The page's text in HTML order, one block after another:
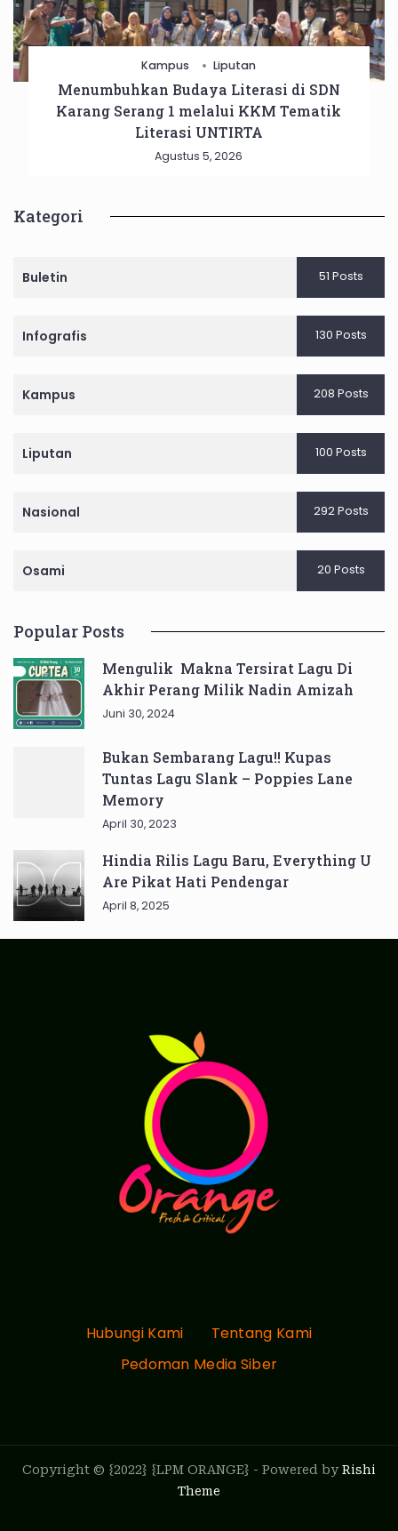
Kampus Liputan
Menumbuhkan Budaya Literasi di SDN
Karang Serang 1 melalui KKM Tematik
Literasi UNTIRTA
Agustus 5, 2026
Kategori
Buletin 51 Posts
Infografis 130 Posts
Kampus 208 Posts
Liputan 100 Posts
Nasional 292 Posts
Osami 20 Posts
Popular Posts
Mengulik Makna Tersirat Lagu Di
Akhir Perang Milik Nadin Amizah
Juni 30, 2024
Bukan Sembarang Lagu!! Kupas
Tuntas Lagu Slank – Poppies Lane
Memory
April 30, 2023
Hindia Rilis Lagu Baru, Everything U
Are Pikat Hati Pendengar
April 8, 2025
Hubungi Kami
Tentang Kami
Pedoman Media Siber
Copyright © {2022} {LPM ORANGE} - Powered byRishi
Theme